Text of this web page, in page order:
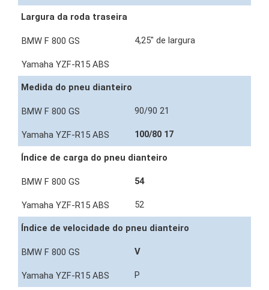
Largura da roda traseira
4,25" de largura
Medida do pneu dianteiro
90/90 21
100/80 17
Índice de carga do pneu dianteiro
54
52
Índice de velocidade do pneu dianteiro
V
P